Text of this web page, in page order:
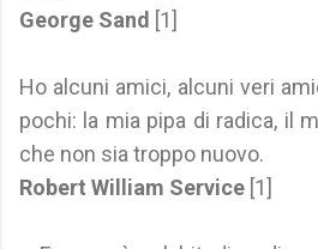
George Sand [1]
Ho alcuni amici, alcuni veri
pochi: la mia pipa di radica, il
che non sia troppo nuovo.
Robert William Service [1]